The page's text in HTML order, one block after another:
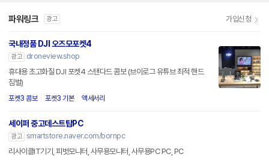
파워링크 광고 가입신청
국내정품 DJI 오즈모포켓4
광고
droneview.shop
휴대용 초고화질 DJI 포켓4 스탠다드 콤보 (브이로그 유튜브 최적 핸드
짐벌)
포켓3 콤보 포켓3 기본 액세서리
세이퍼 중고데스트탑PC
광고 smartstore.naver.com/bornpc
리사이클IT기기, 피벗모니터, 사무용모니터, 사무용PC PC, PC